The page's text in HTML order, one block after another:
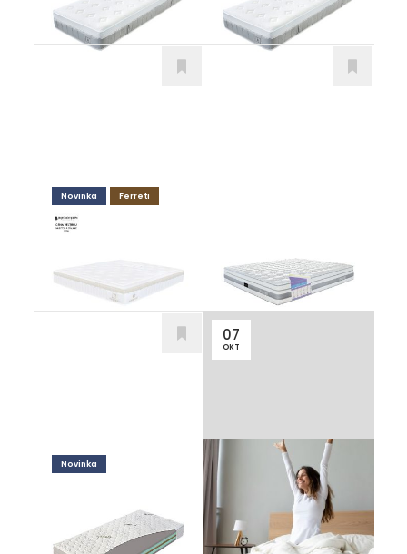
Novinka Ferreti
Ambrosia
Novinka
07
OKT
Ako vybrať správny
matrac